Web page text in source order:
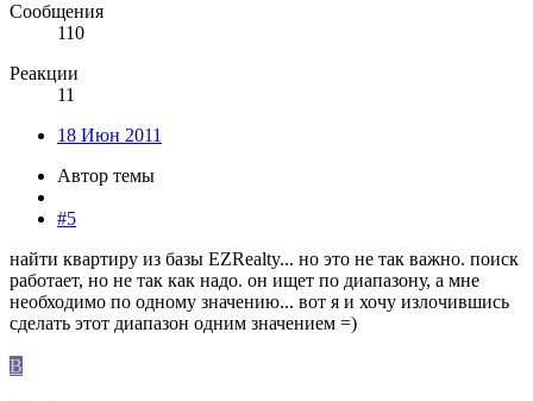
Сообщения
110
Реакции
11
18 Июн 2011
Автор темы
#5
найти квартиру из базы EZRealty... но это не так важно. поиск
работает, но не так как надо. он ищет по диапазону, а мне
необходимо по одному значению... вот я и хочу излочившись
сделать этот диапазон одним значением =)
B